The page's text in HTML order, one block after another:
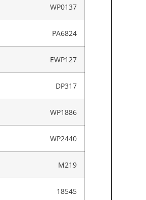
WP0137
PA6824
EWP127
DP317
WP1886
WP2440
M219
18545